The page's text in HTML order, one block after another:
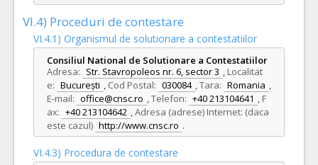
VI.4) Proceduri de contestare
VI.4.1) Organismul de solutionare a contestatiilor
Consiliul National de Solutionare a Contestatiilor
Adresa: Str. Stavropoleos nr. 6, sector 3 , Localitat
e: București , Cod Postal: 030084 ,Tara: Romania ,
E-mail: office@cnsc.ro ,Telefon: +40 213104641 , F
ax: +40 213104642 ,Adresa (adrese) Internet: (daca
este cazul) http://www.cnsc.ro .
VI.4.3) Procedura de contestare